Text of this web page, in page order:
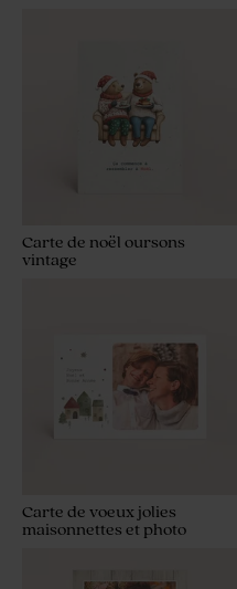
Carte de noël oursons
vintage
Carte de voeux jolies
maisonnettes et photo